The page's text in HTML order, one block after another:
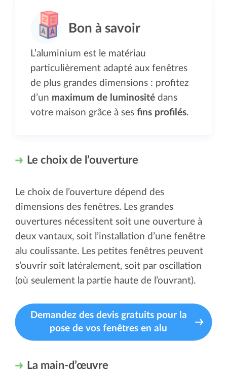
L’aluminium est le matériau
particulièrement adapté aux fenêtres
de plus grandes dimensions : profitez
d’un maximum de luminosité dans
votre maison grâce à ses fins profilés.
Le choix de l’ouverture
Le choix de l’ouverture dépend des
dimensions des fenêtres. Les grandes
ouvertures nécessitent soit une ouverture à
deux vantaux, soit l’installation d’une fenêtre
alu coulissante. Les petites fenêtres peuvent
s’ouvrir soit latéralement, soit par oscillation
(où seulement la partie haute de l’ouvrant).
Demandez des devis gratuits pour la
pose de vos fenêtres en alu
La main-d’œuvre